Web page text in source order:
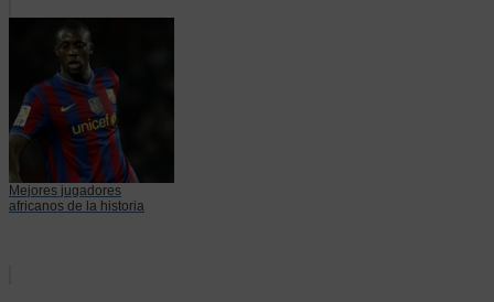
Mejores jugadores
africanos de la historia